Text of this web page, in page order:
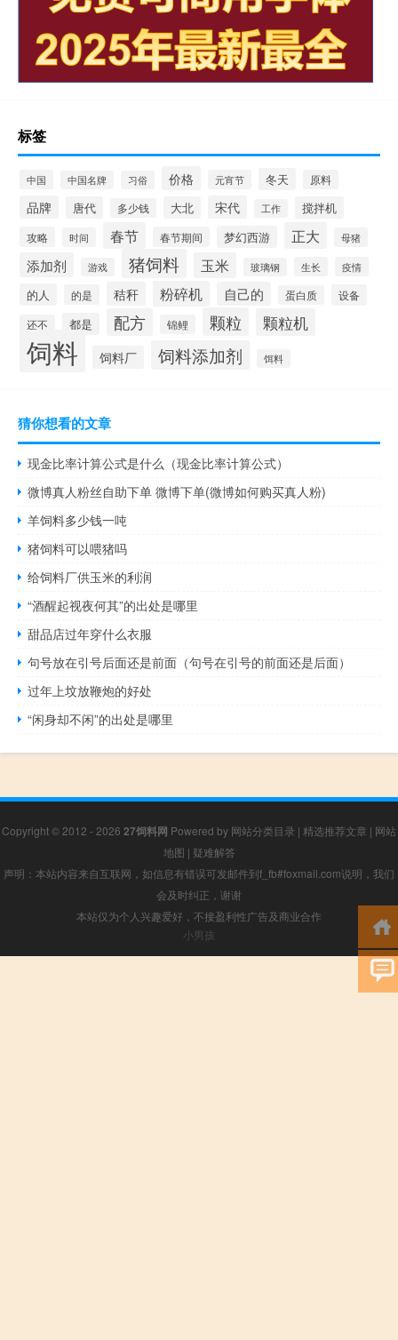
标签
中国 中国名牌 习俗 价格 元宵节 冬天 原料
品牌 唐代 多少钱 大北 宋代 工作 搅拌机
攻略 时间 春节 春节期间 梦幻西游 正大 母猪
添加剂 游戏 猪饲料 玉米 玻璃钢 生长 疫情
的人 的是 秸秆 粉碎机 自己的 蛋白质 设备
还不 都是 配方 锦鲤 颗粒 颗粒机
饲料 饲料厂 饲料添加剂 饵料
猜你想看的文章
现金比率计算公式是什么（现金比率计算公式）
微博真人粉丝自助下单 微博下单(微博如何购买真人粉)
羊饲料多少钱一吨
猪饲料可以喂猪吗
给饲料厂供玉米的利润
“酒醒起视夜何其”的出处是哪里
甜品店过年穿什么衣服
句号放在引号后面还是前面（句号在引号的前面还是后面）
过年上坟放鞭炮的好处
“闲身却不闲”的出处是哪里
Copyright © 2012 - 2026 27饲料网 Powered by 网站分类目录 | 精选推荐文章 | 网站
地图 | 疑难解答
声明：本站内容来自互联网，如信息有错误可发邮件到f_fb#foxmail.com说明，我们
会及时纠正，谢谢
本站仅为个人兴趣爱好，不接盈利性广告及商业合作
小男孩